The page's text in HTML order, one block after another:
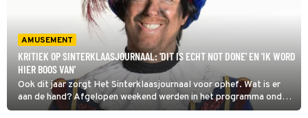
AMUSEMENT
KRITIEK OP SINTERKLAASJOURNAAL: 'DIT IS ECHT NOT DONE' EN 'IK WORD
HIER BOOS VAN'
Ook dit jaar zorgt Het Sinterklaasjournaal voor ophef. Wat is er
aan de hand? Afgelopen weekend werden in het programma onder
andere door de hoofdpiet (Niels van der Laan) tips voor ouders